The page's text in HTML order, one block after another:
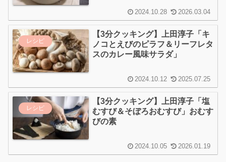
2024.10.28 2026.03.04
レシピ
【3分クッキング】上田淳子「キ
ノコとえびのピラフ＆リーフレタ
スのカレー風味サラダ」
2024.10.12 2025.07.25
レシピ
【3分クッキング】上田淳子「塩
むすび＆そぼろおむすび」おむす
びの素
2024.10.05 2026.01.19